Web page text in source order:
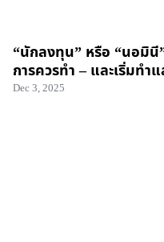
“นักลงทุน” หรือ “นอมิ
การควรทำ – และเริ่มทำ
Dec 3, 2025